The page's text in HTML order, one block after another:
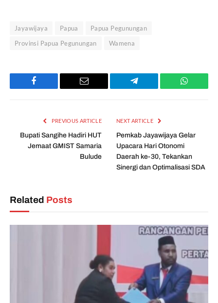
Jayawijaya Papua
Papua Pegunungan
Provinsi Papua Pegunungan
Wamena
Facebook Email Telegram
PREVIOUS ARTICLE
Bupati Sangihe Hadiri HUT
Jemaat GMIST Samaria
Bulude
NEXT ARTICLE
Pemkab Jayawijaya Gelar
Upacara Hari Otonomi
Daerah ke-30, Tekankan
Sinergi dan Optimalisasi SDA
Related Posts